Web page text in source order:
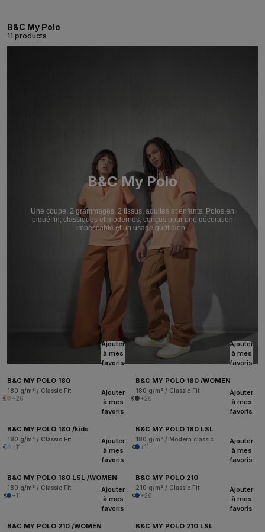
B&C My Polo
11 products
B&C My Polo
Une coupe, 2 grammages, 2 tissus, adultes et enfants. Polos en
piqué fin, classiques et modernes, conçus pour une décoration
impeccable et un usage quotidien.
Ajouter
à mes
favoris
B&C MY POLO 180
180 g/m² / Classic Fit
+26
Ajouter
à mes
favoris
B&C MY POLO 180 /WOMEN
180 g/m² / Classic Fit
+26
Ajouter
à mes
favoris
B&C MY POLO 180 /kids
180 g/m² / Classic Fit
+11
Ajouter
à mes
favoris
B&C MY POLO 180 LSL
180 g/m² / Modern classic
+11
Ajouter
à mes
favoris
B&C MY POLO 180 LSL /WOMEN
180 g/m² / Classic Fit
+11
Ajouter
à mes
favoris
B&C MY POLO 210
210 g/m² / Classic Fit
+26
Ajouter
à mes
favoris
B&C MY POLO 210 /WOMEN
Ajouter
à mes
favoris
B&C MY POLO 210 LSL